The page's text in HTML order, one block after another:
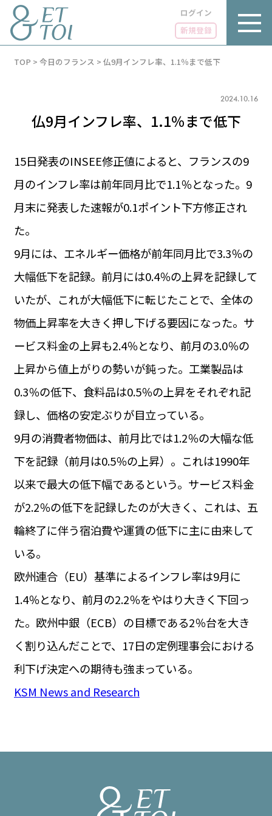
ログイン
新規登録
LUXE
グルメ
LIFE STYLE
BUSINESS
ビジネス・キャリア
INFOS PRATIQUES
TAG
タグ
#パリ
#お土産 #トリビア
#データで読み解くフランス
#フランス交通機関
#フランスの教育制度
#アプリ
#いざという時に
#カルカッソンヌ Carcassonne
#サステナブル
#フランス生活
#レシピ #ビューティー
#アルザス地方
#フランスの地方 #フロマージュ
#おでかけ
FR 08:05 ／ JP 15:05
お問い合わせ
運営会社
サイトポリシー
TOP > 今日のフランス > 仏9月インフレ率、1.1％まで低下
2024.10.16
仏9月インフレ率、1.1％まで低下
15日発表のINSEE修正値によると、フランスの9
月のインフレ率は前年同月比で1.1％となった。9
月末に発表した速報が0.1ポイント下方修正され
た。
9月には、エネルギー価格が前年同月比で3.3％の
大幅低下を記録。前月には0.4％の上昇を記録して
いたが、これが大幅低下に転じたことで、全体の
物価上昇率を大きく押し下げる要因になった。サ
ービス料金の上昇も2.4％となり、前月の3.0％の
上昇から値上がりの勢いが鈍った。工業製品は
0.3％の低下、食料品は0.5％の上昇をそれぞれ記
録し、価格の安定ぶりが目立っている。
9月の消費者物価は、前月比では1.2％の大幅な低
下を記録（前月は0.5％の上昇）。これは1990年
以来で最大の低下幅であるという。サービス料金
が2.2％の低下を記録したのが大きく、これは、五
輪終了に伴う宿泊費や運賃の低下に主に由来して
いる。
欧州連合（EU）基準によるインフレ率は9月に
1.4％となり、前月の2.2％をやはり大きく下回っ
た。欧州中銀（ECB）の目標である2％台を大き
く割り込んだことで、17日の定例理事会における
利下げ決定への期待も強まっている。
KSM News and Research